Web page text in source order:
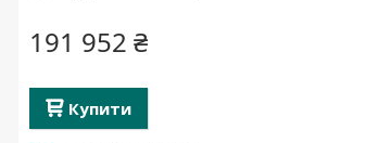
191 952 ₴
Купити